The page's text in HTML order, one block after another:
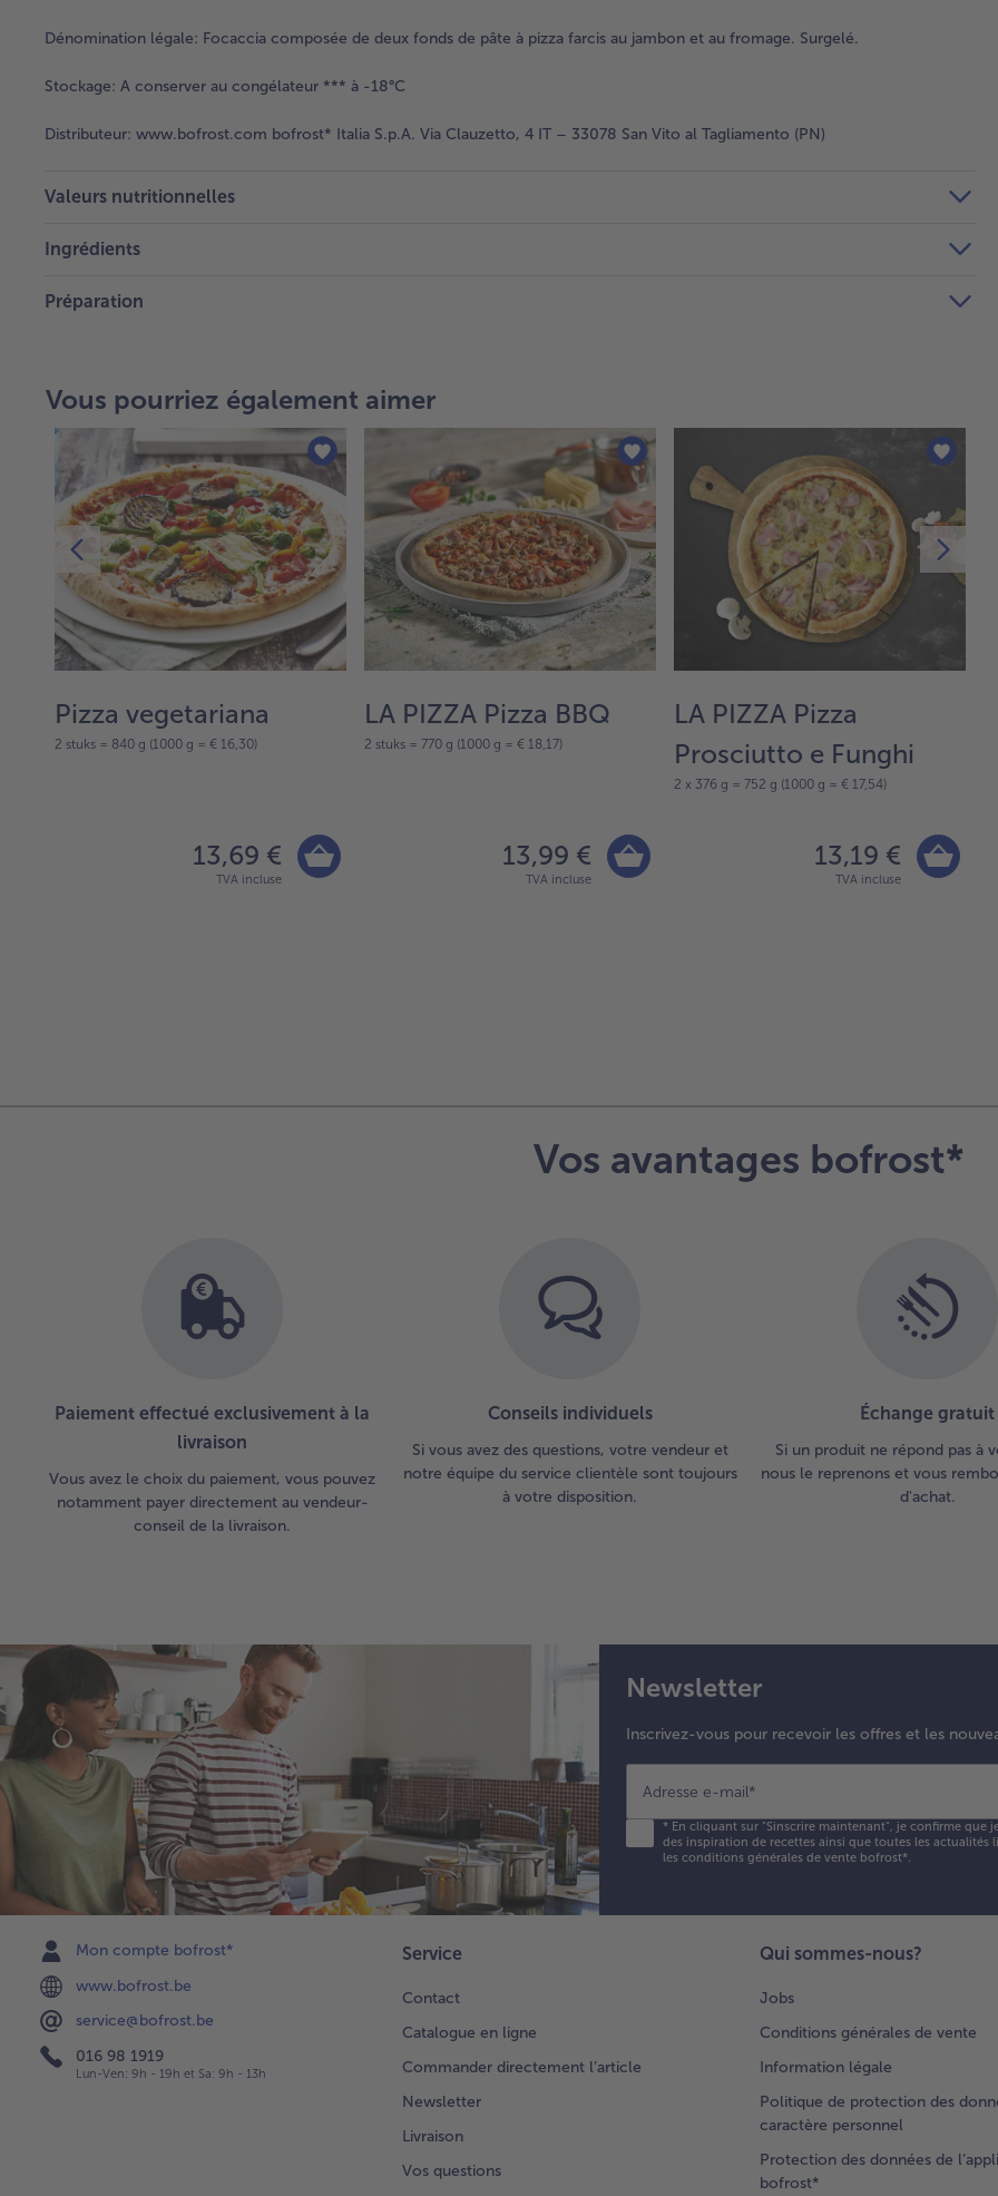
Dénomination légale: Focaccia composée de deux fonds de pâte à pizza farcis au jambon et au fromage. Surgelé.
Stockage: A conserver au congélateur *** à -18°C
Distributeur: www.bofrost.com bofrost* Italia S.p.A. Via Clauzetto, 4 IT – 33078 San Vito al Tagliamento (PN)
Valeurs nutritionnelles
Ingrédients
Préparation
Vous pourriez également aimer
Pizza vegetariana
2 stuks = 840 g (1000 g = € 16,30)
13,69 €
TVA incluse
LA PIZZA Pizza BBQ
2 stuks = 770 g (1000 g = € 18,17)
13,99 €
TVA incluse
LA PIZZA Pizza
Prosciutto e Funghi
2 x 376 g = 752 g (1000 g = € 17,54)
13,19 €
TVA incluse
Vos avantages bofrost*
Paiement effectué exclusivement à la
livraison
Vous avez le choix du paiement, vous pouvez
notamment payer directement au vendeur-
conseil de la livraison.
Conseils individuels
Si vous avez des questions, votre vendeur et
notre équipe du service clientèle sont toujours
à votre disposition.
Échange gratuit
Si un produit ne répond pas à
nous le reprenons et vous
d'achat.
Newsletter
Inscrivez-vous pour recevoir les offres et les
Adresse e-mail*
*En cliquant sur "Sinscrire maintenant", je confirme que
des inspiration de recettes ainsi que toutes les actualités
les conditions générales de vente bofrost*.
Mon compte bofrost*
www.bofrost.be
service@bofrost.be
016 98 1919
Lun-Ven: 9h - 19h et Sa: 9h - 13h
Service
Contact
Catalogue en ligne
Commander directement l’article
Newsletter
Livraison
Vos questions
Qui sommes-nous?
Jobs
Conditions générales de vente
Information légale
Politique de protection des
caractère personnel
Protection des données de
bofrost*